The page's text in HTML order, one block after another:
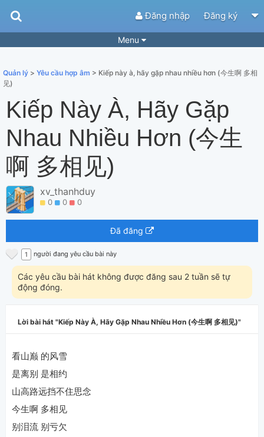
Đăng nhập Đăng ký
Menu
Điệu bài hát Thể loại
Tìm theo hợp âm Tải ứng dụng
Yêu cầu hợp âm Thành Viên
Khóa học
Tắt quảng cáo
Quản lý > Yêu cầu hợp âm > Kiếp này à, hãy gặp nhau nhiều hơn (今生啊 多相
见)
Kiếp Này À, Hãy Gặp
Nhau Nhiều Hơn (今生
啊 多相见)
xv_thanhduy
0 0 0
Đã đăng
1 người đang yêu cầu bài này
Các yêu cầu bài hát không được đăng sau 2 tuần sẽ tự
động đóng.
Lời bài hát Kiếp Này À, Hãy Gặp Nhau Nhiều Hơn (今生啊 多相见)
看山巅 的风雪
是离别 是相约
山高路远挡不住思念
今生啊 多相见
别泪流 别亏欠